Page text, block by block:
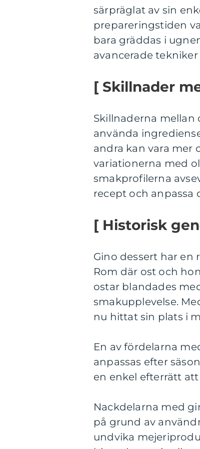
särpräglat av sin
prepareringstiden
bara gräddas i
avancerade
[ Skillnader
Skillnaderna mellan
använda
andra kan vara mer
variationerna med
smakprofilerna
recept och anpassa
[ Historisk
Gino dessert har en
Rom där ost och
ostar blandades
smakupplevelse.
nu hittat sin plats i
En av fördelarna
anpassas efter
en enkel efterrätt
Nackdelarna med
på grund av
undvika